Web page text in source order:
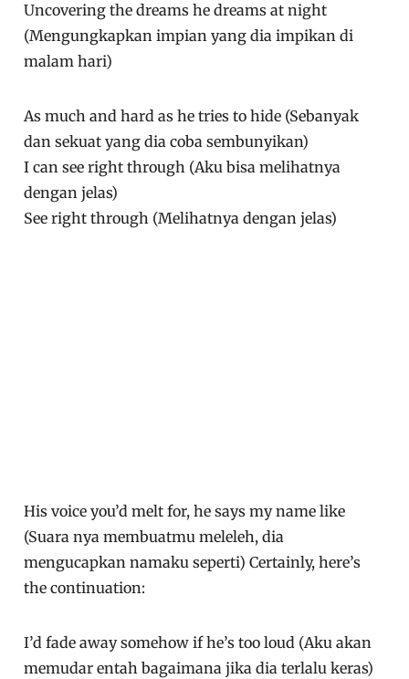
Uncovering the dreams he dreams at night
(Mengungkapkan impian yang dia impikan di
malam hari)
As much and hard as he tries to hide (Sebanyak
dan sekuat yang dia coba sembunyikan)
I can see right through (Aku bisa melihatnya
dengan jelas)
See right through (Melihatnya dengan jelas)
His voice you’d melt for, he says my name like
(Suara nya membuatmu meleleh, dia
mengucapkan namaku seperti) Certainly, here’s
the continuation:
I’d fade away somehow if he’s too loud (Aku akan
memudar entah bagaimana jika dia terlalu keras)